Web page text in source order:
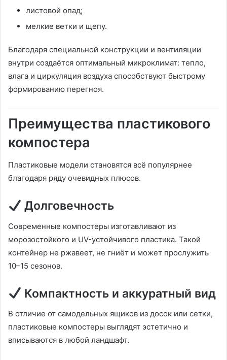
листовой опад;
мелкие ветки и щепу.
Благодаря специальной конструкции и вентиляции
внутри создаётся оптимальный микроклимат: тепло,
влага и циркуляция воздуха способствуют быстрому
формированию перегноя.
Преимущества пластикового
компостера
Пластиковые модели становятся всё популярнее
благодаря ряду очевидных плюсов.
Долговечность
Современные компостеры изготавливают из
морозостойкого и UV-устойчивого пластика. Такой
контейнер не ржавеет, не гниёт и может прослужить
10–15 сезонов.
Компактность и аккуратный вид
В отличие от самодельных ящиков из досок или сетки,
пластиковые компостеры выглядят эстетично и
вписываются в любой ландшафт.